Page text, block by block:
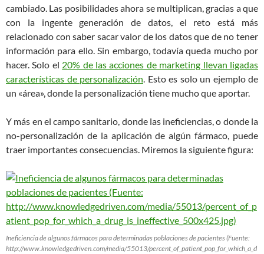
cambiado. Las posibilidades ahora se multiplican, gracias a que
con la ingente generación de datos, el reto está más
relacionado con saber sacar valor de los datos que de no tener
información para ello. Sin embargo, todavía queda mucho por
hacer. Solo el 20% de las acciones de marketing llevan ligadas
características de personalización. Esto es solo un ejemplo de
un «área», donde la personalización tiene mucho que aportar.
Y más en el campo sanitario, donde las ineficiencias, o donde la
no-personalización de la aplicación de algún fármaco, puede
traer importantes consecuencias. Miremos la siguiente figura:
Ineficiencia de algunos fármacos para determinadas poblaciones de pacientes (Fuente:
http://www.knowledgedriven.com/media/55013/percent_of_patient_pop_for_which_a_d